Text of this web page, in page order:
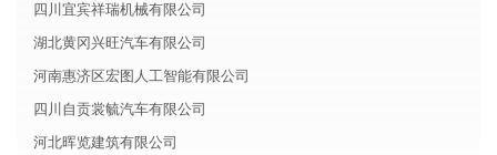
四川宜宾祥瑞机械有限公司
湖北黄冈兴旺汽车有限公司
河南惠济区宏图人工智能有限公司
四川自贡裳毓汽车有限公司
河北晖览建筑有限公司